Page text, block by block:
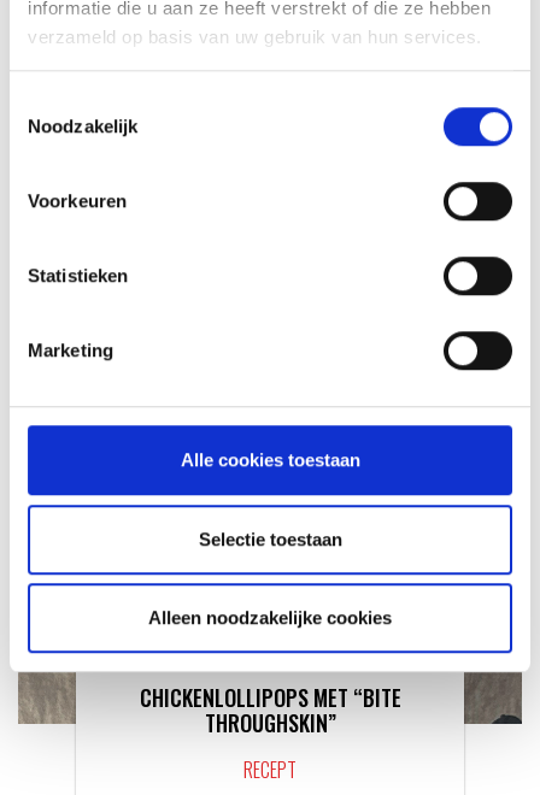
informatie die u aan ze heeft verstrekt of die ze hebben
verzameld op basis van uw gebruik van hun services.
Noodzakelijk
Voorkeuren
Statistieken
Marketing
Alle cookies toestaan
Selectie toestaan
Alleen noodzakelijke cookies
INSPIRATIE
VAN ONZE GRILL MASTERS
MEER INFORMATIE
CHICKENLOLLIPOPS MET “BITE
THROUGHSKIN”
RECEPT